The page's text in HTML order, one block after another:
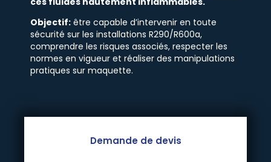
Objectif: être capable d’intervenir en toute
sécurité sur les installations R290/R600a,
comprendre les risques associés, respecter les
normes en vigueur et réaliser des manipulations
pratiques sur maquette.
Demande de devis